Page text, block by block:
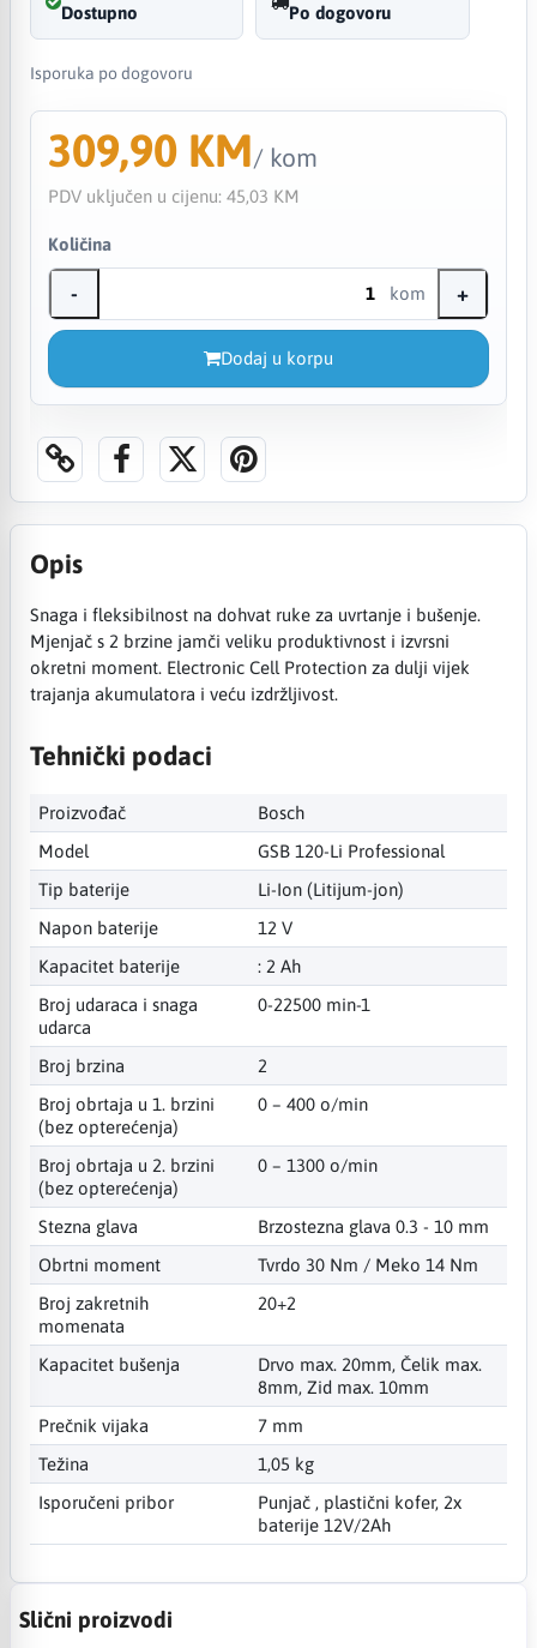
Dostupno Po dogovoru
Isporuka po dogovoru
309,90 KM/ kom
PDV uključen u cijenu: 45,03 KM
Količina
- kom +
Dodaj u korpu
Opis
Snaga i fleksibilnost na dohvat ruke za uvrtanje i bušenje.
Mjenjač s 2 brzine jamči veliku produktivnost i izvrsni
okretni moment. Electronic Cell Protection za dulji vijek
trajanja akumulatora i veću izdržljivost.
Tehnički podaci
Proizvođač
Bosch
Model
GSB 120-Li Professional
Tip baterije
Li-Ion (Litijum-jon)
Napon baterije
12 V
Kapacitet baterije
: 2 Ah
Broj udaraca i snaga
udarca
0-22500 min-1
Broj brzina
2
Broj obrtaja u 1. brzini
(bez opterećenja)
0 – 400 o/min
Broj obrtaja u 2. brzini
(bez opterećenja)
0 – 1300 o/min
Stezna glava
Brzostezna glava 0.3 - 10 mm
Obrtni moment
Tvrdo 30 Nm / Meko 14 Nm
Broj zakretnih
momenata
20+2
Kapacitet bušenja
Drvo max. 20mm, Čelik max.
8mm, Zid max. 10mm
Prečnik vijaka
7 mm
Težina
1,05 kg
Isporučeni pribor
Punjač , plastični kofer, 2x
baterije 12V/2Ah
Slični proizvodi